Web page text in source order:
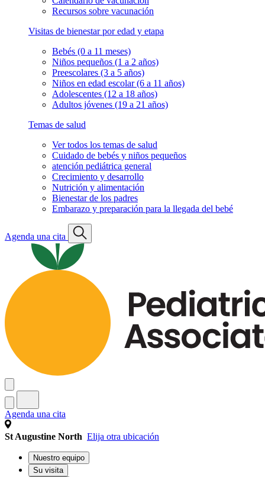
Recursos sobre vacunación
Visitas de bienestar por edad y etapa
Bebés (0 a 11 meses)
Niños pequeños (1 a 2 años)
Preescolares (3 a 5 años)
Niños en edad escolar (6 a 11 años)
Adolescentes (12 a 18 años)
Adultos jóvenes (19 a 21 años)
Temas de salud
Ver todos los temas de salud
Cuidado de bebés y niños pequeños
atención pediátrica general
Crecimiento y desarrollo
Nutrición y alimentación
Bienestar de los padres
Embarazo y preparación para la llegada del bebé
Agenda una cita
Agenda una cita
St Augustine North Elija otra ubicación
Nuestro equipo
Su visita